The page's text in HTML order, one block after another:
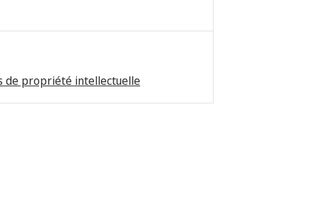
de propriété intellectuelle